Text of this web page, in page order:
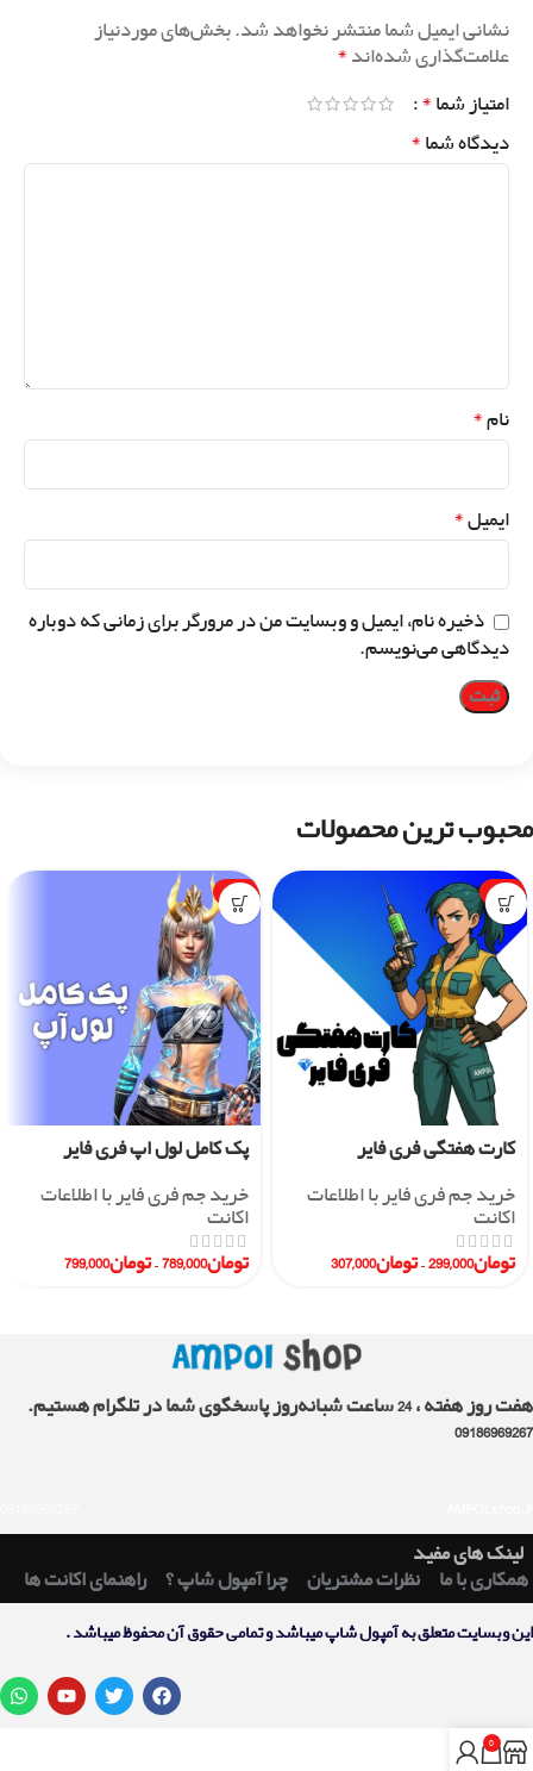
نشانی ایمیل شما منتشر نخواهد شد.بخش‌های موردنیاز
علامت‌گذاری شده‌اند*
امتیاز شما*
دیدگاه شما*
نام*
ایمیل*
ذخیره نام، ایمیل و وبسایت من در مرورگر برای زمانی که دوباره
دیدگاهی می‌نویسم.
محبوب ترین محصولات
-7%
کارت هفتگی فری فایر
خرید جم فری فایر با اطلاعات
اکانت
تومان299,000
–تومان307,000
-1%
پک کامل لول اپ فری فایر
خرید جم فری فایر با اطلاعات
اکانت
تومان789,000
–تومان799,000
هفت روز هفته ، 24 ساعت شبانه‌روز پاسخگوی شما در تلگرام هستیم.
09186969267
لینک های مفید
همکاری با ما
نظرات مشتریان چرا آمپول شاپ ؟ راهنمای اکانت ها
اين وبسايت متعلق به آمپول شاپ ميباشد و تمامی حقوق آن محفوظ ميباشد .
0